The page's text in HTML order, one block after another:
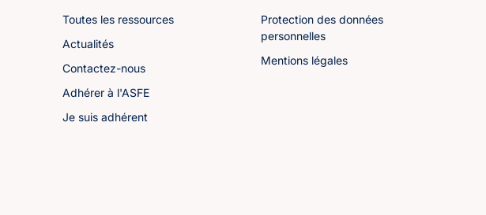
Toutes les ressources
Actualités
Contactez-nous
Adhérer à l'ASFE
Je suis adhérent
Protection des données
personnelles
Mentions légales